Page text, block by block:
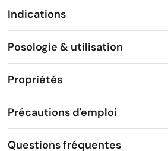
Indications
Posologie & utilisation
Propriétés
Précautions d'emploi
Questions fréquentes